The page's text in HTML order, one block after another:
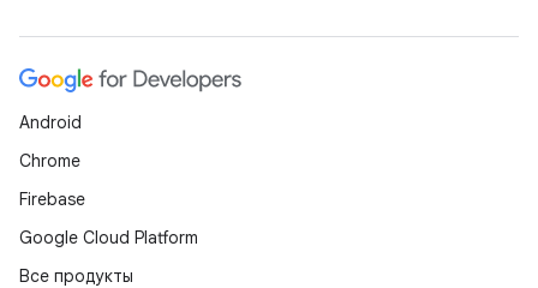
Android
Chrome
Firebase
Google Cloud Platform
Все продукты